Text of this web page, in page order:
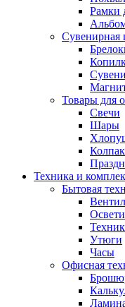
Рамки
Сувенирная
Товары для
Свечи
Шары
Техника и
Бытовая
Утюги
Часы
Офисная